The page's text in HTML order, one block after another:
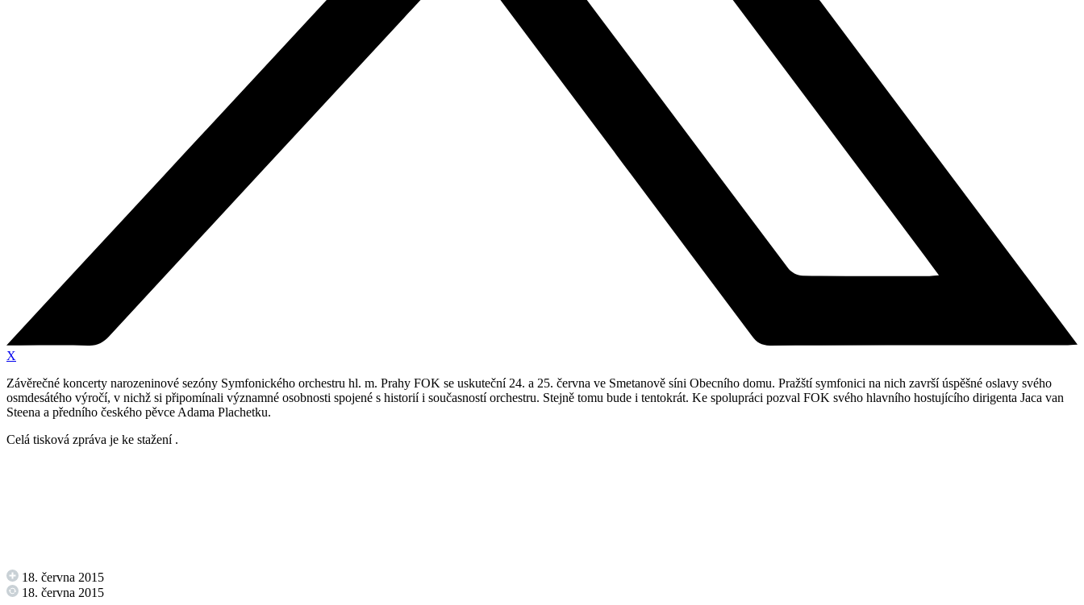
X
Závěrečné koncerty narozeninové sezóny Symfonického orchestru hl. m. Prahy FOK se uskuteční 24. a 25. června ve Smetanově síni Obecního domu. Pražští symfonici na nich završí úspěšné oslavy svého
osmdesátého výročí, v nichž si připomínali významné osobnosti spojené s historií i současností orchestru. Stejně tomu bude i tentokrát. Ke spolupráci pozval FOK svého hlavního hostujícího dirigenta Jaca van
Steena a předního českého pěvce Adama Plachetku.
Celá tisková zpráva je ke stažení .
18. června 2015
18. června 2015